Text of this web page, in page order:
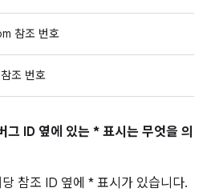
참조 번호
조 번호
ID 옆에 있는 * 표시는 무엇을 의
참조 ID 옆에 * 표시가 있습니다.